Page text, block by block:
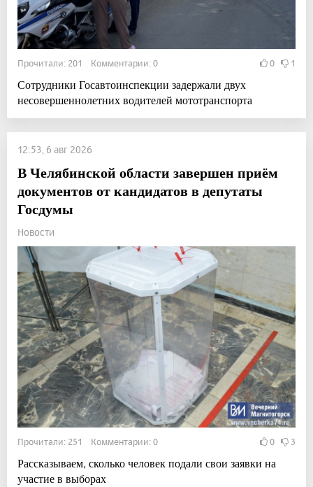
Прочитали: 201 Комментарии: 0 0 1
Сотрудники Госавтоинспекции задержали двух
несовершеннолетних водителей мототранспорта
12:53, 6 авг 2026
В Челябинской области завершен приём
документов от кандидатов в депутаты
Госдумы
Новости
Прочитали: 251 Комментарии: 0 0 3
Рассказываем, сколько человек подали свои заявки на
участие в выборах